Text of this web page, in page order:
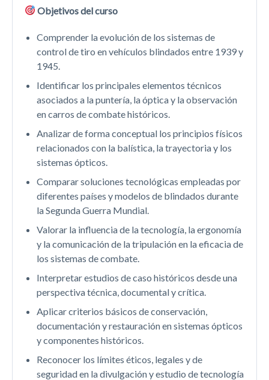
Objetivos del curso
Comprender la evolución de los sistemas de
control de tiro en vehículos blindados entre 1939 y
1945.
Identificar los principales elementos técnicos
asociados a la puntería, la óptica y la observación
en carros de combate históricos.
Analizar de forma conceptual los principios físicos
relacionados con la balística, la trayectoria y los
sistemas ópticos.
Comparar soluciones tecnológicas empleadas por
diferentes países y modelos de blindados durante
la Segunda Guerra Mundial.
Valorar la influencia de la tecnología, la ergonomía
y la comunicación de la tripulación en la eficacia de
los sistemas de combate.
Interpretar estudios de caso históricos desde una
perspectiva técnica, documental y crítica.
Aplicar criterios básicos de conservación,
documentación y restauración en sistemas ópticos
y componentes históricos.
Reconocer los límites éticos, legales y de
seguridad en la divulgación y estudio de tecnología